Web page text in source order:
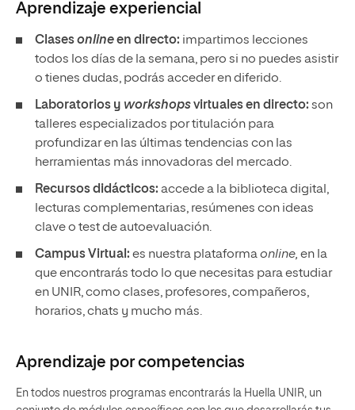
Aprendizaje experiencial
Clasesonlineen directo: impartimos lecciones
todos los días de la semana, pero si no puedes asistir
o tienes dudas, podrás acceder en diferido.
Laboratorios y workshopsvirtuales en directo: son
talleres especializados por titulación para
profundizar en las últimas tendencias con las
herramientas más innovadoras del mercado.
Recursos didácticos: accede a la biblioteca digital,
lecturas complementarias, resúmenes con ideas
clave o test de autoevaluación.
Campus Virtual: es nuestra plataformaonline, en la
que encontrarás todo lo que necesitas para estudiar
en UNIR, como clases, profesores, compañeros,
horarios, chats y mucho más.
Aprendizaje por competencias
En todos nuestros programas encontrarás la Huella UNIR, un